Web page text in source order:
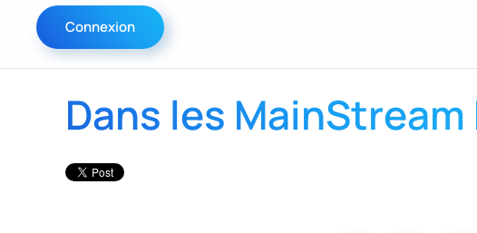
Connexion
Dans les MainStream